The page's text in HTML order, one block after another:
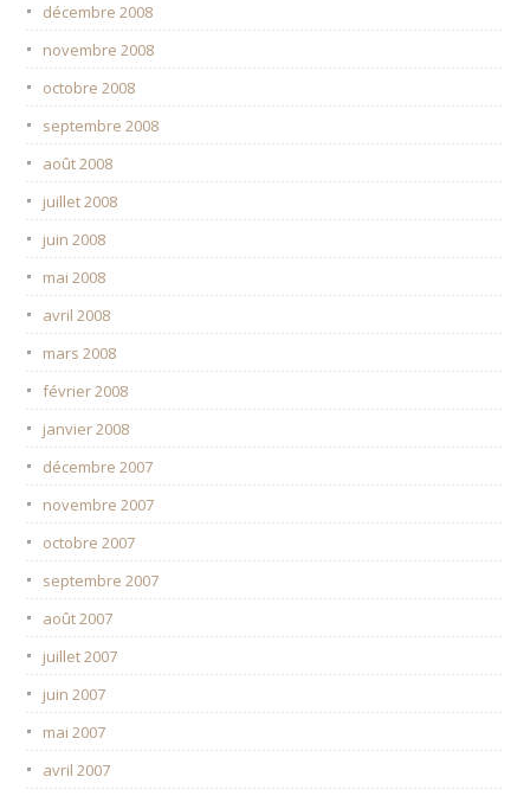
décembre 2008
novembre 2008
octobre 2008
septembre 2008
août 2008
juillet 2008
juin 2008
mai 2008
avril 2008
mars 2008
février 2008
janvier 2008
décembre 2007
novembre 2007
octobre 2007
septembre 2007
août 2007
juillet 2007
juin 2007
mai 2007
avril 2007